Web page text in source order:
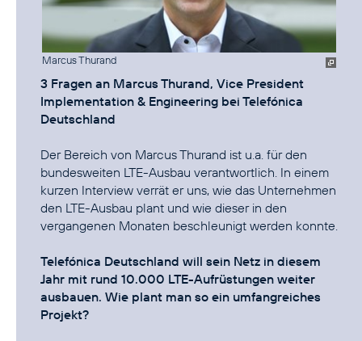
Marcus Thurand
3 Fragen an Marcus Thurand, Vice President
Implementation & Engineering bei Telefónica
Deutschland
Der Bereich von Marcus Thurand ist u.a. für den
bundesweiten LTE-Ausbau verantwortlich. In einem
kurzen Interview verrät er uns, wie das Unternehmen
den LTE-Ausbau plant und wie dieser in den
vergangenen Monaten beschleunigt werden konnte.
Telefónica Deutschland will sein Netz in diesem
Jahr mit rund 10.000 LTE-Aufrüstungen weiter
ausbauen. Wie plant man so ein umfangreiches
Projekt?